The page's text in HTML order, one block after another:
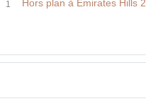
1 Hors plan à Emirates Hills 2